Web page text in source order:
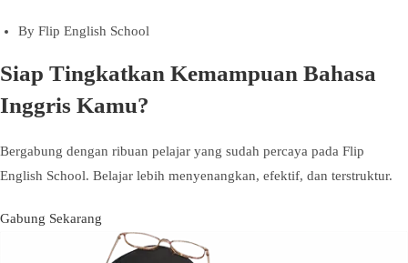
By Flip English School
Siap Tingkatkan Kemampuan Bahasa
Inggris Kamu?
Bergabung dengan ribuan pelajar yang sudah percaya pada Flip
English School. Belajar lebih menyenangkan, efektif, dan terstruktur.
Gabung Sekarang